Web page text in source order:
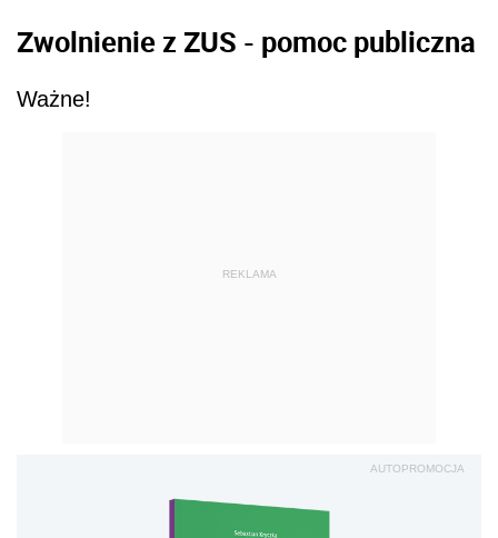
Zwolnienie z ZUS - pomoc publiczna
Ważne!
REKLAMA
AUTOPROMOCJA